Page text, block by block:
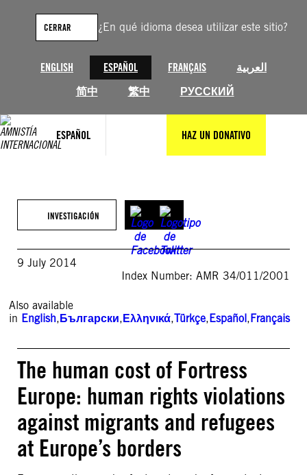
¿En qué idioma desea utilizar este sitio?
ENGLISH ESPAÑOL FRANÇAIS
العربية
简中
繁中 РУССКИЙ
CERRAR
ESPAÑOL HAZ UN DONATIVO
contenido
INVESTIGACIÓN
9 July 2014
Index Number: AMR 34/011/2001
Also available
in English,Български,Ελληνικά,Türkçe,Español,Français
The human cost of Fortress
Europe: human rights violations
against migrants and refugees
at Europe’s borders